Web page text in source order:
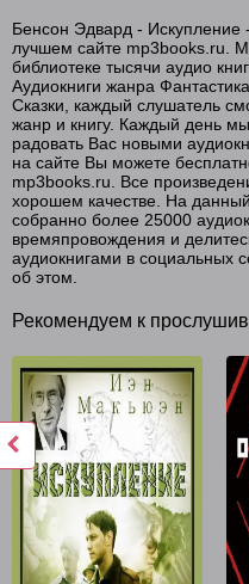
Бенсон Эдвард - Искупление
лучшем сайте mp3books.ru.
библиотеке тысячи аудио
Аудиокниги жанра
Сказки, каждый слушатель
жанр и книгу. Каждый день
радовать Вас новыми
на сайте Вы можете
mp3books.ru. Все
хорошем качестве. На
собранно более 25000
времяпровождения и
аудиокнигами в социальных
об этом.
Рекомендуем к